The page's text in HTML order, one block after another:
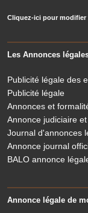
Cliquez-ici pour modifier
Les Annonces
Publicité légale des
Publicité légale
Annonces et
Annonce judiciaire
Journal d'annonces
Annonce journal
BALO annonce
Annonce légale de